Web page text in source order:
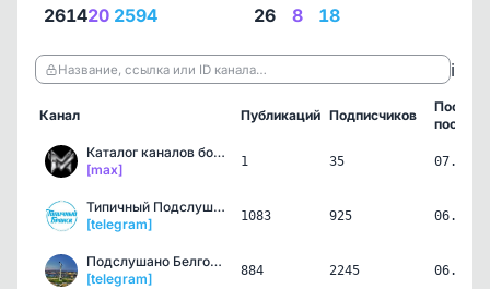
261420 2594 26 8 18
Название, ссылка или ID канала… ℹ️
Канал Публикаций Подписчиков
пост
Каталог каналов ботов в …
[max]
1 35
Типичный Подслушано Брян…
[telegram]
1083 925
Подслушано Белгород/Брян…
[telegram]
884 2245